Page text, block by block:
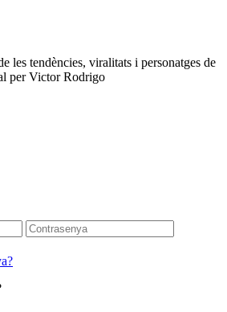
les tendències, viralitats i personatges de
per Victor Rodrigo